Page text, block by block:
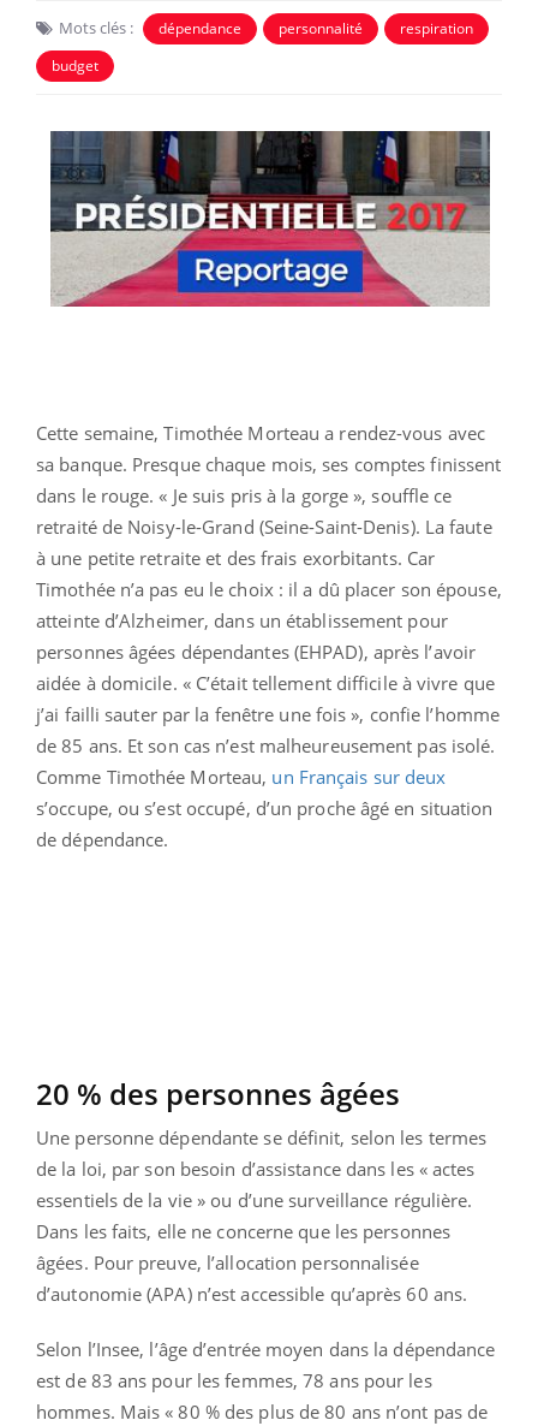
Mots clés : dépendance personnalité
respiration
budget
Cette semaine, Timothée Morteau a rendez-vous avec
sa banque. Presque chaque mois, ses comptes finissent
dans le rouge. « Je suis pris à la gorge », souffle ce
retraité de Noisy-le-Grand (Seine-Saint-Denis). La faute
à une petite retraite et des frais exorbitants. Car
Timothée n’a pas eu le choix : il a dû placer son épouse,
atteinte d’Alzheimer, dans un établissement pour
personnes âgées dépendantes (EHPAD), après l’avoir
aidée à domicile. « C’était tellement difficile à vivre que
j’ai failli sauter par la fenêtre une fois », confie l’homme
de 85 ans. Et son cas n’est malheureusement pas isolé.
Comme Timothée Morteau, un Français sur deux
s’occupe, ou s’est occupé, d’un proche âgé en situation
de dépendance.
20 % des personnes âgées
Une personne dépendante se définit, selon les termes
de la loi, par son besoin d’assistance dans les « actes
essentiels de la vie » ou d’une surveillance régulière.
Dans les faits, elle ne concerne que les personnes
âgées. Pour preuve, l’allocation personnalisée
d’autonomie (APA) n’est accessible qu’après 60 ans.
Selon l’Insee, l’âge d’entrée moyen dans la dépendance
est de 83 ans pour les femmes, 78 ans pour les
hommes. Mais « 80 % des plus de 80 ans n’ont pas de